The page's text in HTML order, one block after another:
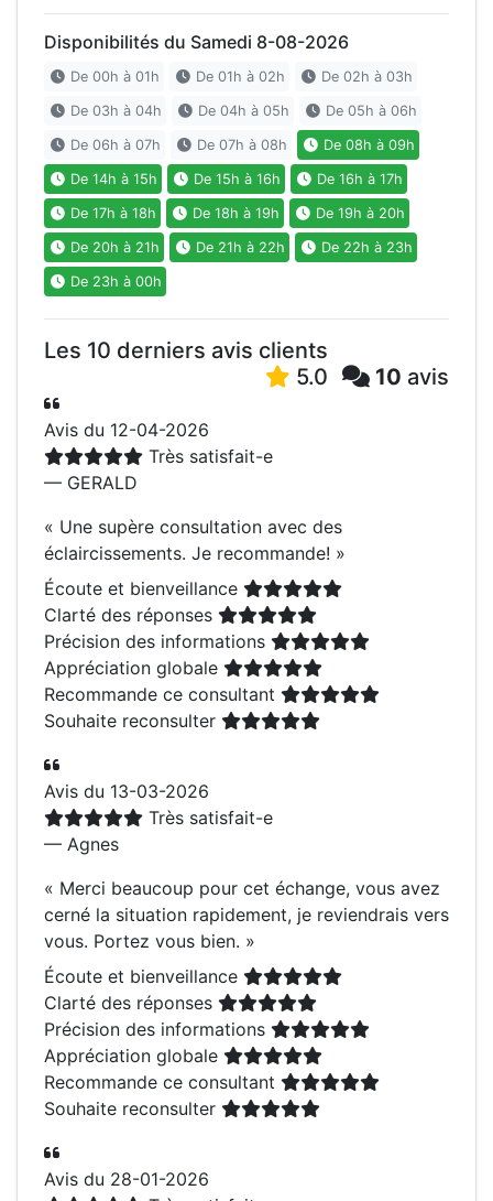
Disponibilités du Samedi 8-08-2026
De 00h à 01h De 01h à 02h De 02h à 03h
De 03h à 04h De 04h à 05h De 05h à 06h
De 06h à 07h De 07h à 08h De 08h à 09h
De 14h à 15h De 15h à 16h De 16h à 17h
De 17h à 18h De 18h à 19h De 19h à 20h
De 20h à 21h De 21h à 22h De 22h à 23h
De 23h à 00h
Les 10 derniers avis clients
5.0
10 avis
Avis du 12-04-2026
Très satisfait-e
— GERALD
« Une supère consultation avec des
éclaircissements. Je recommande! »
Écoute et bienveillance
Clarté des réponses
Précision des informations
Appréciation globale
Recommande ce consultant
Souhaite reconsulter
Avis du 13-03-2026
Très satisfait-e
— Agnes
« Merci beaucoup pour cet échange, vous avez
cerné la situation rapidement, je reviendrais vers
vous. Portez vous bien. »
Écoute et bienveillance
Clarté des réponses
Précision des informations
Appréciation globale
Recommande ce consultant
Souhaite reconsulter
Avis du 28-01-2026